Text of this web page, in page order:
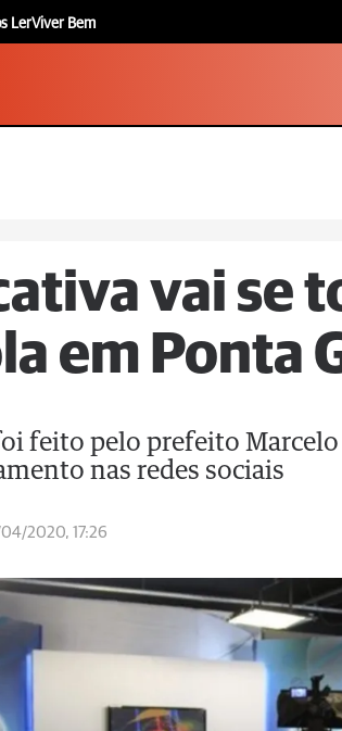
LerViver Bem
vai se
em Ponta
feito pelo prefeito Marcelo
nas redes sociais
2020, 17:26